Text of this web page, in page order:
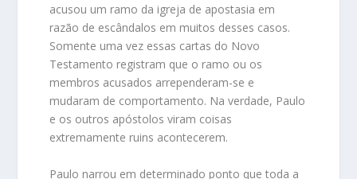
acusou um ramo da igreja de apostasia em
razão de escândalos em muitos desses casos.
Somente uma vez essas cartas do Novo
Testamento registram que o ramo ou os
membros acusados arrependeram-se e
mudaram de comportamento. Na verdade, Paulo
e os outros apóstolos viram coisas
extremamente ruins acontecerem.
Paulo narrou em determinado ponto que toda a